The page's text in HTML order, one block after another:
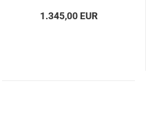
1.345,00 EUR